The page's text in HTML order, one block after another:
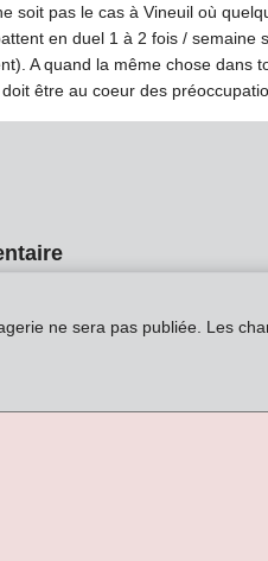
soit pas le cas à Vineuil où
en duel 1 à 2 fois / semaine
A quand la même chose dans
doit être au coeur des
ne sera pas publiée.
Les